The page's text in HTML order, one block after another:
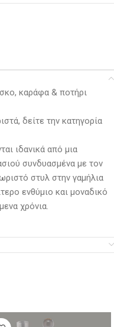
καράφα & ποτήρι
δείτε την κατηγορία
ιδανικά από μια
συνδυασμένα με τον
στυλ στην γαμήλια
ενθύμιο και μοναδικό
χρόνια.